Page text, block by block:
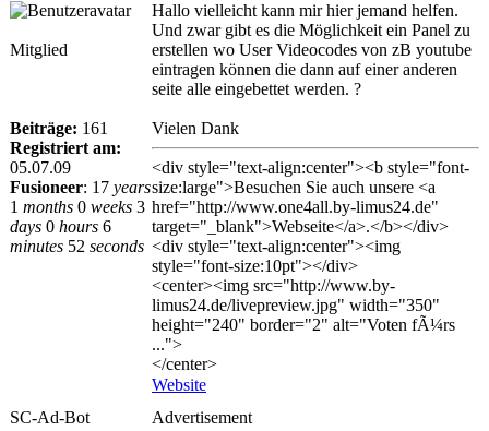
Mitglied
Beiträge: 161
Registriert am:
05.07.09
Fusioneer: 17 years
1 months 0 weeks 3
days 0 hours 6
minutes 52 seconds
Hallo vielleicht kann mir hier jemand helfen.
Und zwar gibt es die Möglichkeit ein Panel zu
erstellen wo User Videocodes von zB youtube
eintragen können die dann auf einer anderen
seite alle eingebettet werden. ?
Vielen Dank
<div style="text-align:center"><b style="font-
size:large">Besuchen Sie auch unsere <a
href="http://www.one4all.by-limus24.de"
target="_blank">Webseite</a>.</b></div>
<div style="text-align:center"><img
style="font-size:10pt"></div>
<center><img src="http://www.by-
limus24.de/livepreview.jpg" width="350"
height="240" border="2" alt="Voten fÃ¼rs
...">
</center>
Website
SC-Ad-Bot
Advertisement